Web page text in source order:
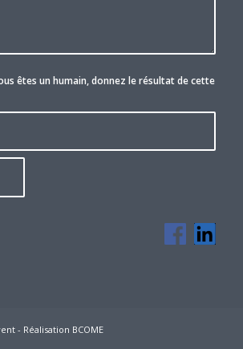
êtes un humain, donnez le résultat de cette
- Réalisation BCOME